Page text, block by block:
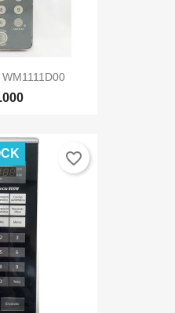
favorite_border